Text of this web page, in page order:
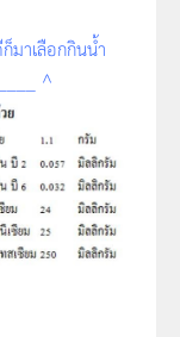
มาเลือกกินน้ำ
^